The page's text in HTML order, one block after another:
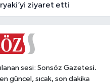
ziyaret etti
sesi: Sonsöz Gazetesi.
güncel, sıcak, son dakika